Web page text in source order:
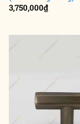
3,750,000₫